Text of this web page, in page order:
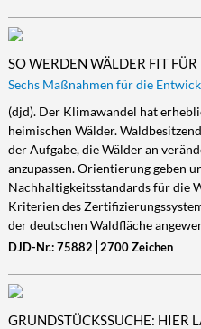
SO WERDEN WÄLDER FIT
Sechs Maßnahmen für die
(djd). Der Klimawandel hat
heimischen Wälder.
der Aufgabe, die Wälder an
anzupassen. Orientierung geben
Nachhaltigkeitsstandards für die
Kriterien des
der deutschen Waldfläche
DJD-Nr.: 75882 2700 Zeichen
GRUNDSTÜCKSSUCHE: HIER